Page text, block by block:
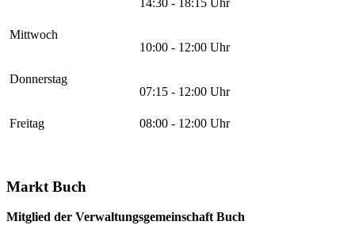
Mittwoch
10:00 - 12:00 Uhr
Donnerstag
07:15 - 12:00 Uhr
Freitag 08:00 - 12:00 Uhr
Markt Buch
Mitglied der Verwaltungsgemeinschaft Buch